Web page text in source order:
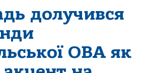
долучився
ОВА як